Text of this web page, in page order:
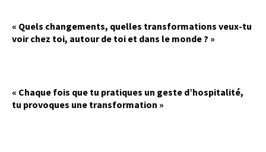
« Quels changements, quelles transformations veux-tu
voir chez toi, autour de toi et dans le monde ? »
« Chaque fois que tu pratiques un geste d’hospitalité,
tu provoques une transformation »